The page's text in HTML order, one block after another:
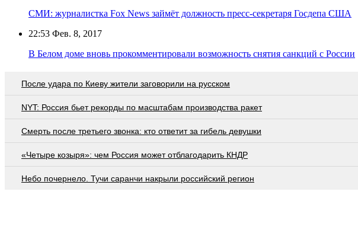
СМИ: журналистка Fox News займёт должность пресс-секретаря Госдепа США
22:53 Фев. 8, 2017
В Белом доме вновь прокомментировали возможность снятия санкций с России
После удара по Киеву жители заговорили на русском
NYT: Россия бьет рекорды по масштабам производства ракет
Смерть после третьего звонка: кто ответит за гибель девушки
«Четыре козыря»: чем Россия может отблагодарить КНДР
Небо почернело. Тучи саранчи накрыли российский регион